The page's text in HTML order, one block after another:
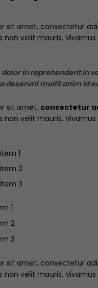
sit amet, consectetur
non velit mauris.
dolor in reprehenderit in
deserunt mollit anim id
sit amet, consectetur
non velit mauris.
1
2
3
1
2
3
sit amet, consectetur
non velit mauris.